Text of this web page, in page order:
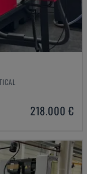
218.000 €